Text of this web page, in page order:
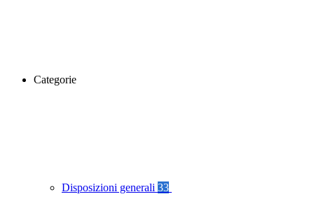
Categorie
Disposizioni generali 33